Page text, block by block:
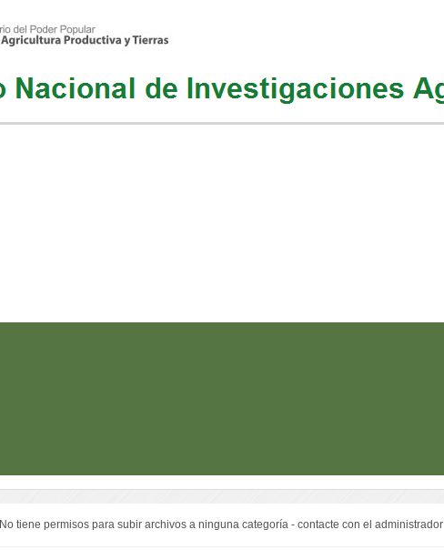
No tiene permisos para subir archivos a ninguna categoría - contacte con el administrador